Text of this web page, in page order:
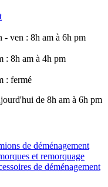
- ven : 8h am à 6h pm
: 8h am à 4h pm
: fermé
de 8h am à 6h pm
de déménagement
et remorquage
de déménagement